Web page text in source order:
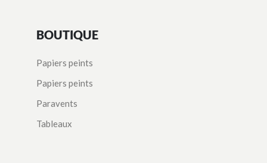
BOUTIQUE
Papiers peints
Papiers peints
Paravents
Tableaux